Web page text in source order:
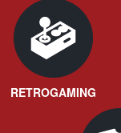
RETROGAMING